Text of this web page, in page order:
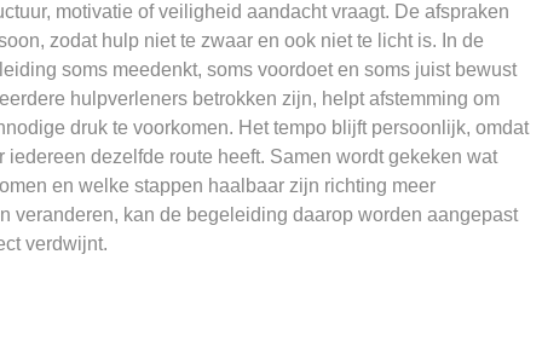
motivatie of veiligheid aandacht vraagt. De afspraken
zodat hulp niet te zwaar en ook niet te licht is. In de
soms meedenkt, soms voordoet en soms juist bewust
hulpverleners betrokken zijn, helpt afstemming om
druk te voorkomen. Het tempo blijft persoonlijk, omdat
iedereen dezelfde route heeft. Samen wordt gekeken wat
en welke stappen haalbaar zijn richting meer
veranderen, kan de begeleiding daarop worden aangepast
verdwijnt.